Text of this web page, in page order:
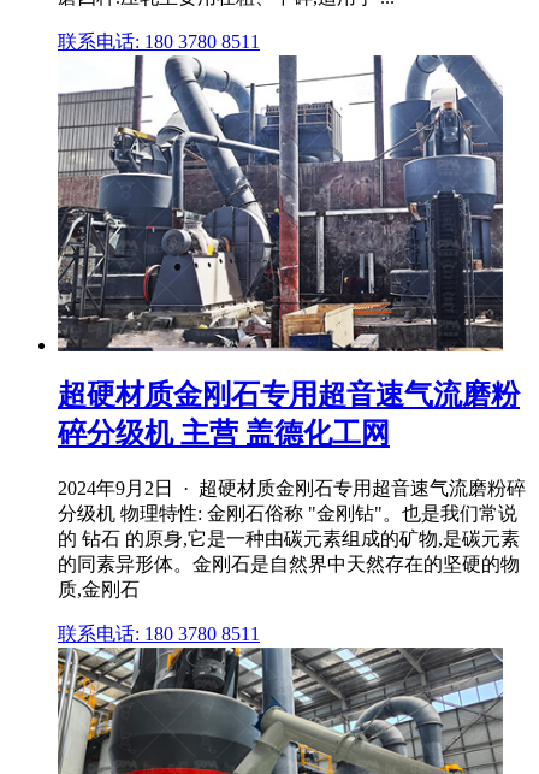
联系电话: 180 3780 8511
超硬材质金刚石专用超音速气流磨粉
碎分级机 主营 盖德化工网
2024年9月2日 · 超硬材质金刚石专用超音速气流磨粉碎
分级机 物理特性: 金刚石俗称 "金刚钻"。也是我们常说
的 钻石 的原身,它是一种由碳元素组成的矿物,是碳元素
的同素异形体。金刚石是自然界中天然存在的坚硬的物
质,金刚石
联系电话: 180 3780 8511